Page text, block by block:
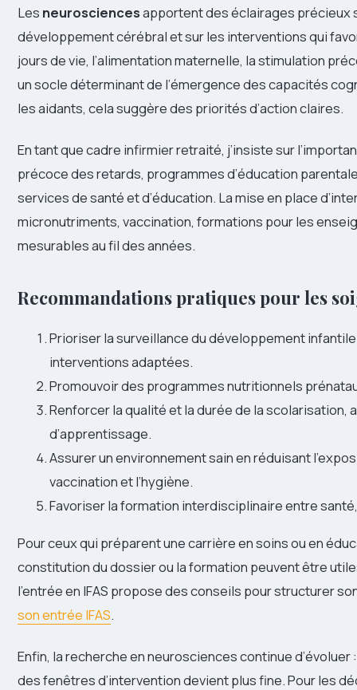
Les neurosciencesapportent des éclairages précieux
développement cérébral et sur les interventions qui
jours de vie, l’alimentation maternelle, la stimulation
un socle déterminant de l’émergence des capacités
les aidants, cela suggère des priorités d’action claires.
En tant que cadre infirmier retraité, j’insiste sur
précoce des retards, programmes d’éducation
services de santé et d’éducation. La mise en place
micronutriments, vaccination, formations pour les
mesurables au fil des années.
Recommandations pratiques pour les
Prioriser la surveillance du développement
interventions adaptées.
Promouvoir des programmes nutritionnels
Renforcer la qualité et la durée de la scolarisation,
d’apprentissage.
Assurer un environnement sain en réduisant
vaccination et l’hygiène.
Favoriser la formation interdisciplinaire entre
Pour ceux qui préparent une carrière en soins ou en
constitution du dossier ou la formation peuvent être
l’entrée en IFAS propose des conseils pour structurer
son entrée IFAS.
Enfin, la recherche en neurosciences continue
des fenêtres d’intervention devient plus fine. Pour les